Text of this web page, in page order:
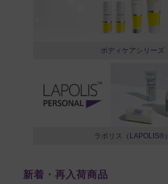
ボディケアシリーズ
ラポリス（LAPOLIS®）
新着・再入荷商品